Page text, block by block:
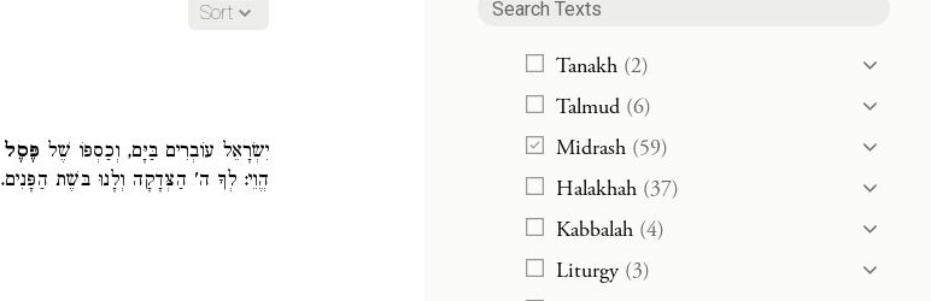
Sort
יִשְׂרָאֵל עוֹבְרִים בַּיָּם, וְכַסְפּוֹ שֶׁל פֶּסֶל
הֱוֵי: לְךָ ה' הַצְּדָקָה וְלָנוּ בּשֶׁת הַפָּנִים.
Tanakh (2)
Talmud (6)
Midrash (59)
Halakhah (37)
Kabbalah (4)
Liturgy (3)